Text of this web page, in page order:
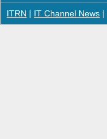
ITRN IT Channel News